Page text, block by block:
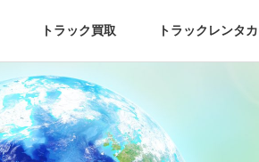
トラック買取 トラックレンタ